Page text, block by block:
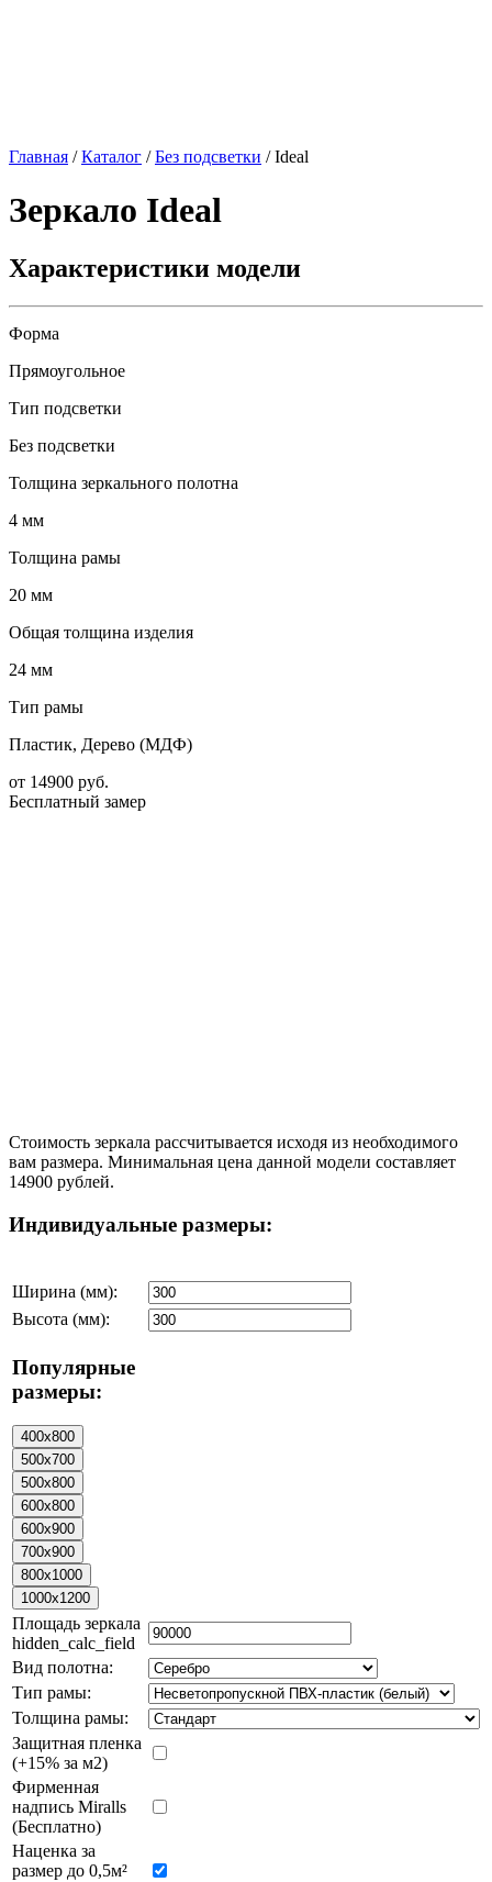
Главная /Каталог /Без подсветки /Ideal
Зеркало Ideal
Характеристики модели
Форма
Прямоугольное
Тип подсветки
Без подсветки
Толщина зеркального полотна
4 мм
Толщина рамы
20 мм
Общая толщина изделия
24 мм
Тип рамы
Пластик, Дерево (МДФ)
от 14900 руб.
Бесплатный замер
Стоимость зеркала рассчитывается исходя из необходимого
вам размера. Минимальная цена данной модели составляет
14900 рублей.
Индивидуальные размеры:
Ширина (мм):
Высота (мм):
Популярные
размеры:
Площадь зеркала
hidden_calc_field
Вид полотна:
Тип рамы:
Толщина рамы:
Защитная пленка
(+15% за м2)
Фирменная
надпись Miralls
(Бесплатно)
Наценка за
размер до 0,5м²